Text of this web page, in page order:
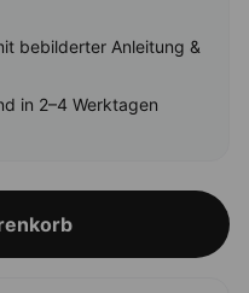
bebilderter Anleitung &
in 2–4 Werktagen